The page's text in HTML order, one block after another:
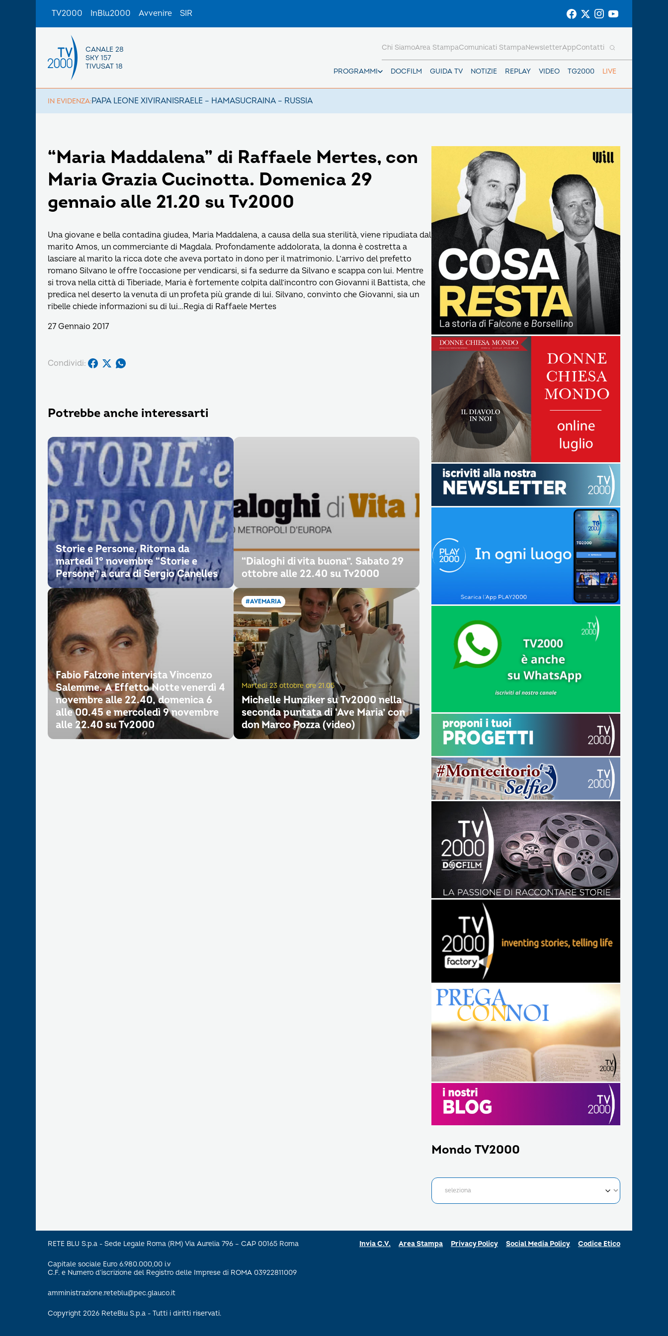
TV2000 InBlu2000 Avvenire SIR
CANALE 28
SKY 157
TIVUSAT 18
PROGRAMMI DOCFILM GUIDA TV NOTIZIE REPLAY VIDEO TG2000 LIVE
Chi SiamoArea StampaComunicati StampaNewsletterAppContatti
IN EVIDENZA:PAPA LEONE XIVIRANISRAELE – HAMASUCRAINA – RUSSIA
“Maria Maddalena” di Raffaele Mertes, con
Maria Grazia Cucinotta. Domenica 29
gennaio alle 21.20 su Tv2000
Una giovane e bella contadina giudea, Maria Maddalena, a causa della sua sterilità, viene ripudiata dal
marito Amos, un commerciante di Magdala. Profondamente addolorata, la donna è costretta a
lasciare al marito la ricca dote che aveva portato in dono per il matrimonio. L’arrivo del prefetto
romano Silvano le offre l’occasione per vendicarsi, si fa sedurre da Silvano e scappa con lui. Mentre
si trova nella città di Tiberiade, Maria è fortemente colpita dall’incontro con Giovanni il Battista, che
predica nel deserto la venuta di un profeta più grande di lui. Silvano, convinto che Giovanni, sia un
ribelle chiede informazioni su di lui…Regia di Raffaele Mertes
27 Gennaio 2017
Condividi:
Potrebbe anche interessarti
Storie e Persone. Ritorna da
martedì 1° novembre “Storie e
Persone” a cura di Sergio Canelles
“Dialoghi di vita buona”. Sabato 29
ottobre alle 22.40 su Tv2000
Fabio Falzone intervista Vincenzo
Salemme. A Effetto Notte venerdì 4
novembre alle 22.40, domenica 6
alle 00.45 e mercoledì 9 novembre
alle 22.40 su Tv2000
#AVEMARIA
Martedì 23 ottobre ore 21.05
Michelle Hunziker su Tv2000 nella
seconda puntata di ‘Ave Maria’ con
don Marco Pozza (video)
Mondo TV2000
RETE BLU S.p.a - Sede Legale Roma (RM) Via Aurelia 796 – CAP 00165 Roma
Capitale sociale Euro 6.980.000,00 i.v
C.F. e Numero d’iscrizione del Registro delle Imprese di ROMA 03922811009
amministrazione.reteblu@pec.glauco.it
Copyright 2026 ReteBlu S.p.a - Tutti i diritti riservati.
Invia C.V. Area Stampa Privacy Policy Social Media Policy Codice Etico